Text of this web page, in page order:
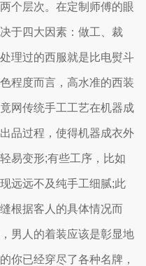
个层次。在定制师傅的眼
于四大因素：做工、裁
理过的西服就是比电熨斗
程度而言，高水准的西装
网传统手工工艺在机器成
品过程，使得机器成衣外
易变形;有些工序，比如
远远不及纯手工细腻;此
根据客人的具体情况而
男人的着装应该是彰显地
你已经穿尽了各种名牌，